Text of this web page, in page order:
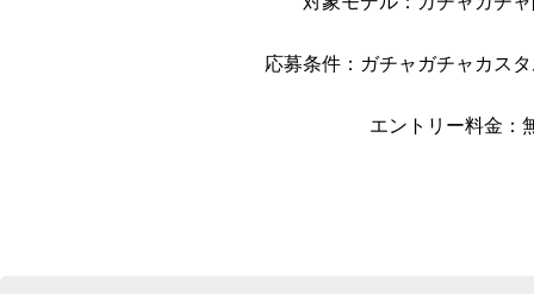
応募条件：ガチャガチャカス
エントリー料金：